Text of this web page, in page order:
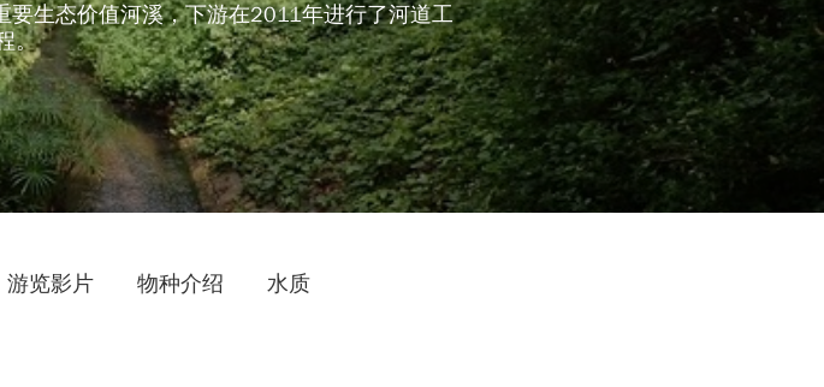
生态价值河溪，下游在2011年进行了河道工
。
游览影片 物种介绍 水质